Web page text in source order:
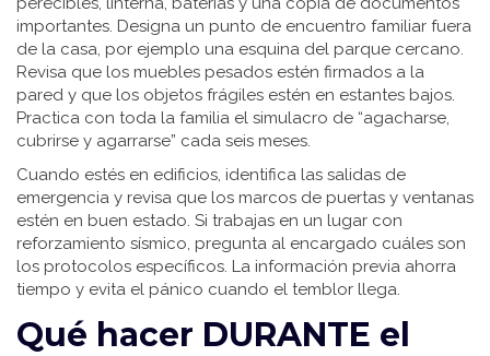
importantes. Designa un punto de encuentro familiar fuera
de la casa, por ejemplo una esquina del parque cercano.
Revisa que los muebles pesados estén firmados a la
pared y que los objetos frágiles estén en estantes bajos.
Practica con toda la familia el simulacro de “agacharse,
cubrirse y agarrarse” cada seis meses.
Cuando estés en edificios, identifica las salidas de
emergencia y revisa que los marcos de puertas y ventanas
estén en buen estado. Si trabajas en un lugar con
reforzamiento sísmico, pregunta al encargado cuáles son
los protocolos específicos. La información previa ahorra
tiempo y evita el pánico cuando el temblor llega.
Qué hacer DURANTE el